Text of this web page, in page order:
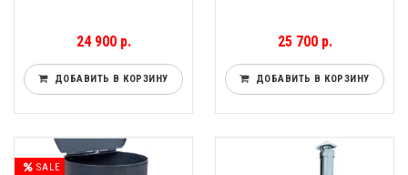
24 900 р.
ДОБАВИТЬ В КОРЗИНУ
25 700 р.
ДОБАВИТЬ В КОРЗИНУ
SALE